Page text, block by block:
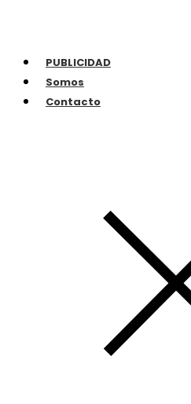
PUBLICIDAD
Somos
Contacto